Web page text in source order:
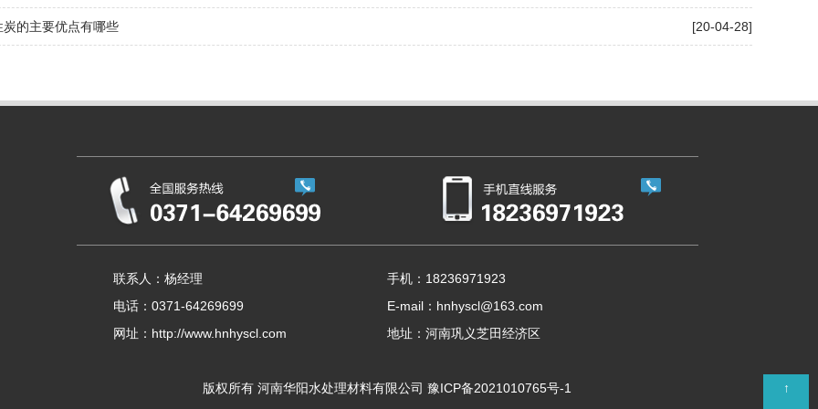
[20-04-28]
炭的主要优点有哪些
联系人：杨经理
手机：18236971923
电话：0371-64269699
E-mail：hnhyscl@163.com
网址：http://www.hnhyscl.com
地址：河南巩义芝田经济区
↑
版权所有 河南华阳水处理材料有限公司 豫ICP备2021010765号-1